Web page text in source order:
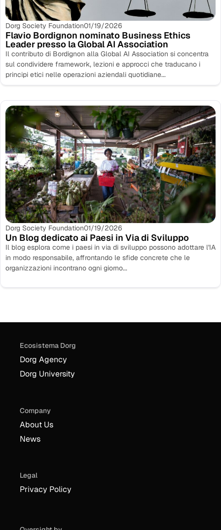
Dorg Society Foundation01/19/2026
Flavio Bordignon nominato Business Ethics
Leader presso la Global AI Association
Il contributo di Bordignon alla Global AI Association si concentra
sul condividere framework, lezioni e approcci che traducano i
principi etici nelle operazioni aziendali quotidiane...
Dorg Society Foundation01/19/2026
Un Blog dedicato ai Paesi in Via di Sviluppo
Il blog esplora come i paesi in via di sviluppo possono adottare l'IA
in modo responsabile, affrontando le sfide concrete che le
organizzazioni incontrano ogni giorno...
Ecosistema Dorg
Dorg University
Dorg Agency
Company
News
About Us
Legal
Privacy Policy